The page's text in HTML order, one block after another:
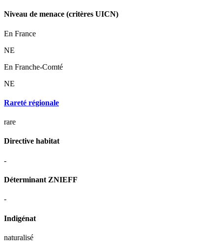
Niveau de menace (critères UICN)
En France
NE
En Franche-Comté
NE
Rareté régionale
rare
Directive habitat
-
Déterminant ZNIEFF
-
Indigénat
naturalisé